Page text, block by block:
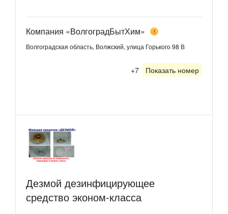
Компания «ВолгоградБытХим» 1
Волгоградская область, Волжский, улица Горького 98 В
+7 Показать номер
Дезмой дезинфицирующее
средство эконом-класса